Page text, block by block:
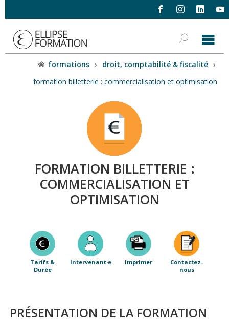
formations › droit, comptabilité & fiscalité ›
formation billetterie : commercialisation et optimisation
FORMATION BILLETTERIE :
COMMERCIALISATION ET
OPTIMISATION
Tarifs &
Durée
Intervenant·e Imprimer
Contactez-
nous
PRÉSENTATION DE LA FORMATION